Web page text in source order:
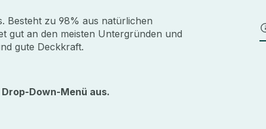
Besteht zu 98% aus natürlichen
gut an den meisten Untergründen und
gute Deckkraft.
Down-Menü aus.